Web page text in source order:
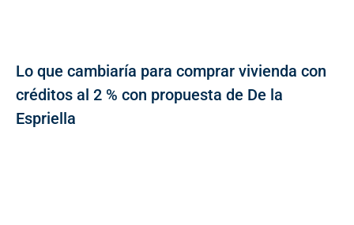
Lo que cambiaría para comprar vivienda con
créditos al 2 % con propuesta de De la
Espriella